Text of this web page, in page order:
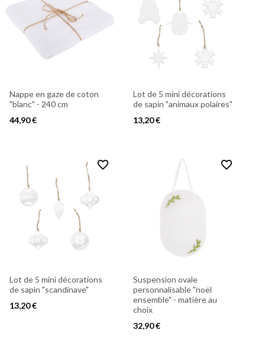
Nappe en gaze de coton
"blanc" - 240 cm
44,90 €
Lot de 5 mini décorations
de sapin "animaux polaires"
13,20 €
favorite_border
Lot de 5 mini décorations
de sapin "scandinave"
13,20 €
favorite_border
Suspension ovale
personnalisable "noël
ensemble" - matière au
choix
32,90 €